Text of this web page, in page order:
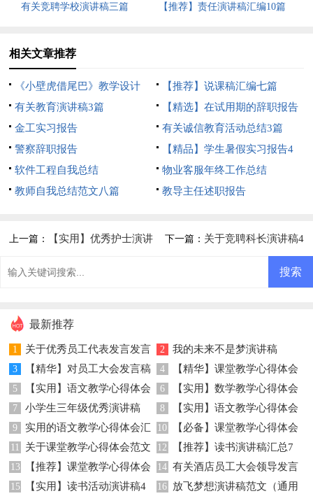
有关竞聘学校演讲稿三篇 【推荐】责任演讲稿汇编10篇
相关文章推荐
《小壁虎借尾巴》教学设计
【推荐】说课稿汇编七篇
有关教育演讲稿3篇
【精选】在试用期的辞职报告
范文集锦10篇
金工实习报告
有关诚信教育活动总结3篇
警察辞职报告
【精品】学生暑假实习报告4
篇
软件工程自我总结
物业客服年终工作总结
教师自我总结范文八篇
教导主任述职报告
上一篇： 【实用】优秀护士演讲 下一篇： 关于竞聘科长演讲稿4
最新推荐
1
关于优秀员工代表发言发言
稿三篇
2 我的未来不是梦演讲稿
3
【精华】对员工大会发言稿
范文集合8篇
4
【精华】课堂教学心得体会
模板汇总9篇
5
【实用】语文教学心得体会
4篇
6
【实用】数学教学心得体会
范文汇总九篇
7 小学生三年级优秀演讲稿 8
【实用】语文教学心得体会
锦集八篇
9
实用的语文教学心得体会汇
总五篇
10
【必备】课堂教学心得体会
范文集锦八篇
11
关于课堂教学心得体会范文
集锦五篇
12
【推荐】读书演讲稿汇总7
篇
13
【推荐】课堂教学心得体会
模板汇总六篇
14 有关酒店员工大会领导发言
稿四篇
15 【实用】读书活动演讲稿4 16 放飞梦想演讲稿范文（通用